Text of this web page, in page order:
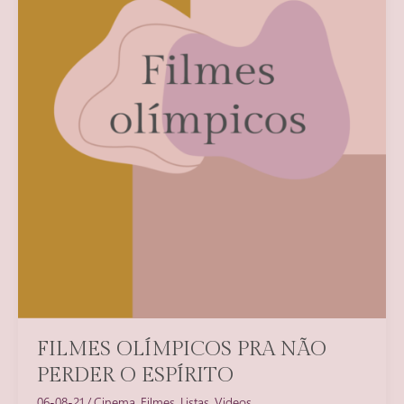
FILMES OLÍMPICOS PRA NÃO
PERDER O ESPÍRITO